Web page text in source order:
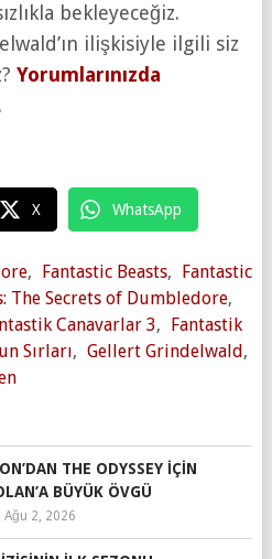
bekleyeceğiz.
ilişkisiyle ilgili siz
Yorumlarınızda
X WhatsApp
, Fantastic Beasts,
Fantastic
The Secrets of Dumbledore,
Canavarlar 3,
Fantastik
Sırları, Gellert Grindelwald ,
THE ODYSSEY IÇIN
BÜYÜK ÖVGÜ
Ağu 2, 2026